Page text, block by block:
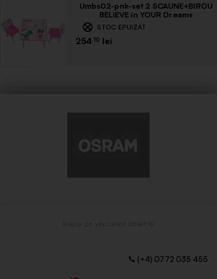
Umbs02-pnk-set 2 SCAUNE+BIROU
BELIEVE in YOUR Dreams
STOC EPUIZAT
254 .10
(+4) 0772 035 455